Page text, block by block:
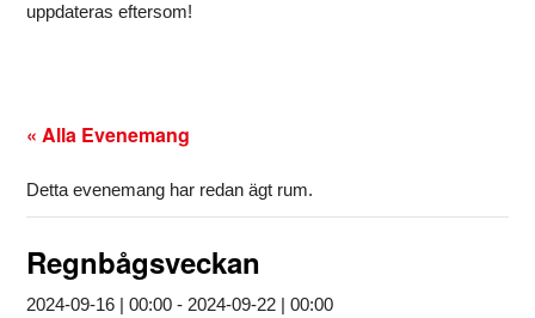
uppdateras eftersom!
« Alla Evenemang
Detta evenemang har redan ägt rum.
Regnbågsveckan
2024-09-16 | 00:00 - 2024-09-22 | 00:00